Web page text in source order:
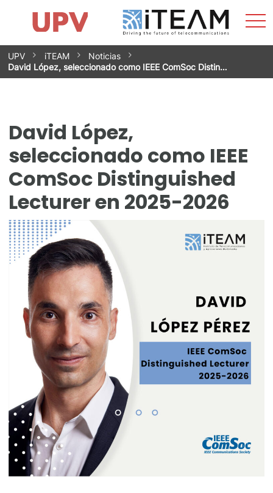
Saltar
contenido
Impacto
Grupos de investigación
Instalaciones
Spin-offs
Contacto
Prácticas
Noticias
Unidad de Igualdad
UPV iTEAM
Noticias
David López, seleccionado como IEEE ComSoc Distin…
David López,
seleccionado como IEEE
ComSoc Distinguished
Lecturer en 2025-2026